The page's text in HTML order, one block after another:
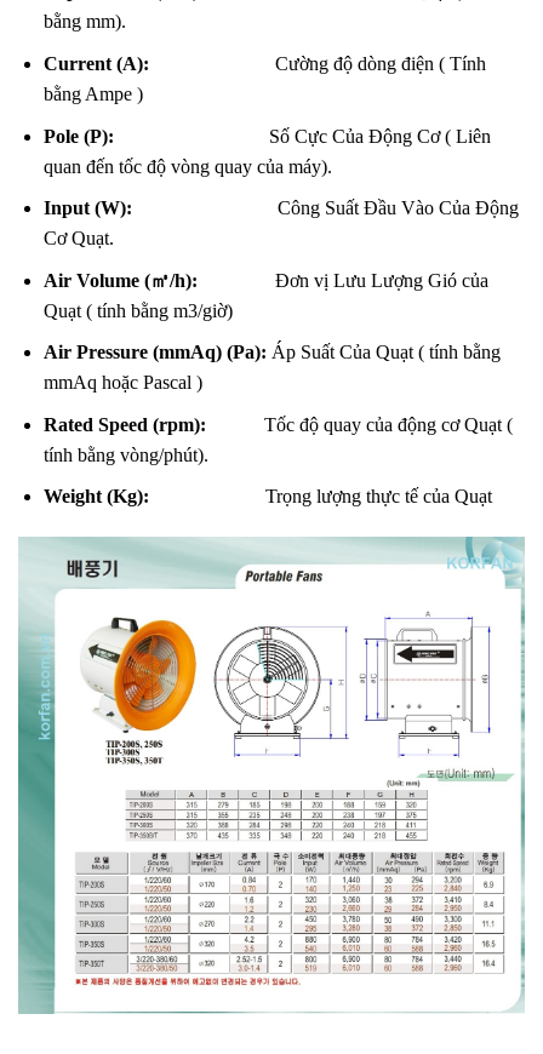
bằng mm).
Current (A): Cường độ dòng điện ( Tính
bằng Ampe )
Pole (P): Số Cực Của Động Cơ ( Liên
quan đến tốc độ vòng quay của máy).
Input (W): Công Suất Đầu Vào Của Động
Cơ Quạt.
Air Volume (㎥/h): Đơn vị Lưu Lượng Gió của
Quạt ( tính bằng m3/giờ)
Air Pressure (mmAq) (Pa): Áp Suất Của Quạt ( tính bằng
mmAq hoặc Pascal )
Rated Speed (rpm): Tốc độ quay của động cơ Quạt (
tính bằng vòng/phút).
Weight (Kg): Trọng lượng thực tế của Quạt